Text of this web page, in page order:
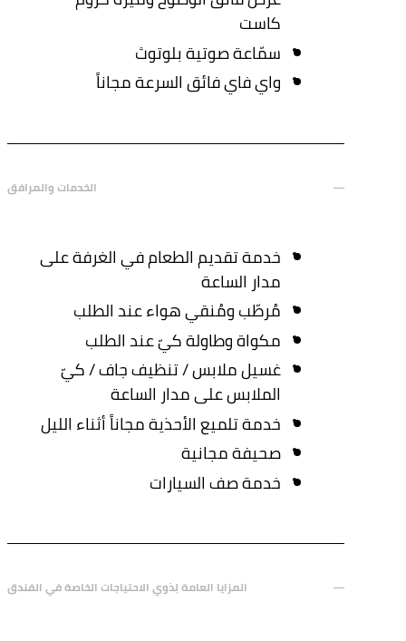
كاست
سمّاعة صوتية بلوتوث
واي فاي فائق السرعة مجاناً
الخدمات والمرافق
خدمة تقديم الطعام في الغرفة على
مدار الساعة
مُرطّب ومُنقي هواء عند الطلب
مكواة وطاولة كيّ عند الطلب
غسيل ملابس / تنظيف جاف / كيّ
الملابس على مدار الساعة
خدمة تلميع الأحذية مجاناً أثناء الليل
صحيفة مجانية
خدمة صف السيارات
المزايا العامة لِذوي الاحتياجات الخاصة في الفندق